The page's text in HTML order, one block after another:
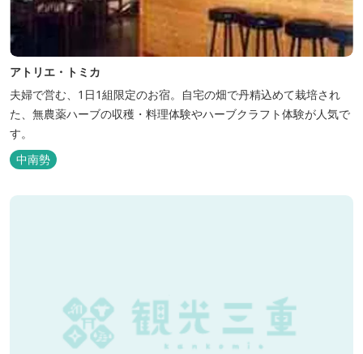
アトリエ・トミカ
夫婦で営む、1日1組限定のお宿。自宅の畑で丹精込めて栽培され
た、無農薬ハーブの収穫・料理体験やハーブクラフト体験が人気で
す。
中南勢